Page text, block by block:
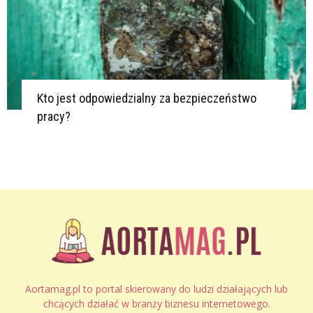
Kto jest odpowiedzialny za bezpieczeństwo
pracy?
Aortamag.pl to portal skierowany do ludzi działających lub
chcących działać w branży biznesu internetowego.